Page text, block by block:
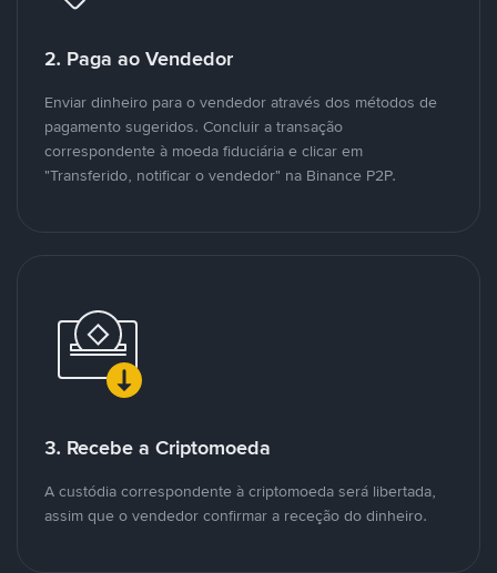
2. Paga ao Vendedor
Enviar dinheiro para o vendedor através dos métodos de
pagamento sugeridos. Concluir a transação
correspondente à moeda fiduciária e clicar em
"Transferido, notificar o vendedor" na Binance P2P.
3. Recebe a Criptomoeda
A custódia correspondente à criptomoeda será libertada,
assim que o vendedor confirmar a receção do dinheiro.